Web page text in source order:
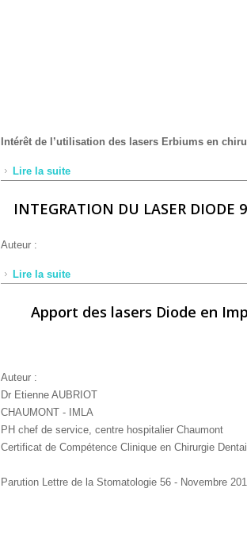
Intérêt de l’utilisation des lasers Erbiums en
Lire la suite
INTEGRATION DU LASER DIODE
Auteur :
Lire la suite
Apport des lasers Diode en
Auteur :
Dr Etienne AUBRIOT
CHAUMONT - IMLA
PH chef de service, centre hospitalier Chaumont
Certificat de Compétence Clinique en Chirurgie
Parution Lettre de la Stomatologie 56 - Novembre